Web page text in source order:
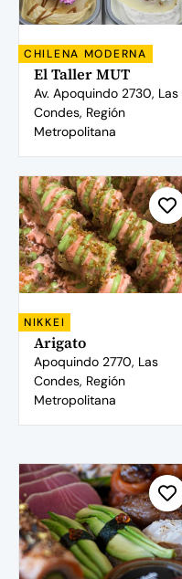
CHILENA MODERNA
El Taller MUT
Av. Apoquindo 2730, Las
Condes, Región
Metropolitana
NIKKEI
Arigato
Apoquindo 2770, Las
Condes, Región
Metropolitana